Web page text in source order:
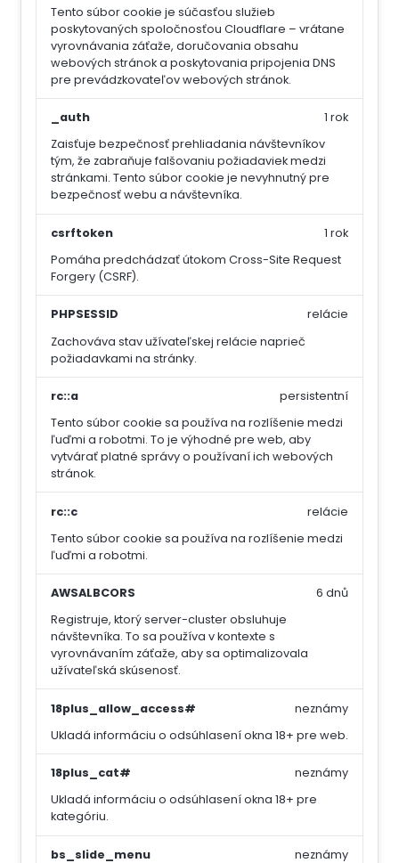
Tento súbor cookie je súčasťou služieb
poskytovaných spoločnosťou Cloudflare – vrátane
vyrovnávania záťaže, doručovania obsahu
webových stránok a poskytovania pripojenia DNS
pre prevádzkovateľov webových stránok.
_auth
Zaisťuje bezpečnosť prehliadania návštevníkov
tým, že zabraňuje falšovaniu požiadaviek medzi
stránkami. Tento súbor cookie je nevyhnutný pre
bezpečnosť webu a návštevníka.
1 rok
csrftoken
Pomáha predchádzať útokom Cross-Site Request
Forgery (CSRF).
1 rok
PHPSESSID
Zachováva stav užívateľskej relácie naprieč
požiadavkami na stránky.
relácie
rc::a
Tento súbor cookie sa používa na rozlíšenie medzi
ľuďmi a robotmi. To je výhodné pre web, aby
vytvárať platné správy o používaní ich webových
stránok.
persistentní
rc::c
Tento súbor cookie sa používa na rozlíšenie medzi
ľuďmi a robotmi.
relácie
AWSALBCORS
Registruje, ktorý server-cluster obsluhuje
návštevníka. To sa používa v kontexte s
vyrovnávaním záťaže, aby sa optimalizovala
užívateľská skúsenosť.
6 dnů
18plus_allow_access#
Ukladá informáciu o odsúhlasení okna 18+ pre web.
neznámy
18plus_cat#
Ukladá informáciu o odsúhlasení okna 18+ pre
kategóriu.
neznámy
bs_slide_menu neznámy